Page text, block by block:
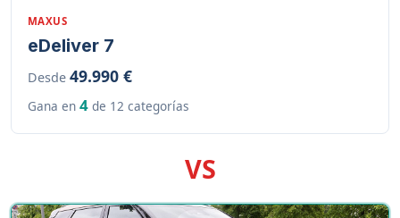
MAXUS
eDeliver 7
Desde 49.990 €
Gana en 4de 12 categorías
VS